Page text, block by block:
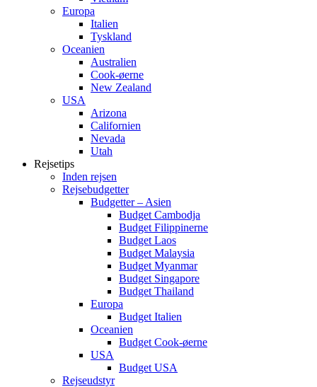
Europa
Italien
Tyskland
Oceanien
Australien
Cook-øerne
New Zealand
USA
Arizona
Californien
Nevada
Utah
Rejsetips
Inden rejsen
Rejsebudgetter
Budgetter – Asien
Budget Cambodja
Budget Filippinerne
Budget Laos
Budget Malaysia
Budget Myanmar
Budget Singapore
Budget Thailand
Europa
Budget Italien
Oceanien
Budget Cook-øerne
USA
Budget USA
Rejseudstyr